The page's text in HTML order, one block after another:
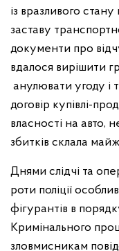
із вразливого
заставу
документи про
вдалося вирішити
анулювати угоду і
договір купівлі-
власності на авто,
збитків склала
Днями слідчі та
роти поліції
фігурантів в
Кримінального
зловмисникам